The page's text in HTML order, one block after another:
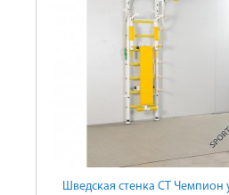
Шведская стенка СТ Чемпион